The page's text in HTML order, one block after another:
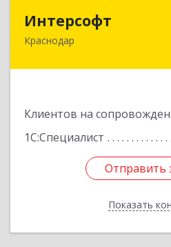
Интерсофт
Краснодар
Клиентов на
1С:Специалист
Отправить
Показать
350020,
Отправить
Назад